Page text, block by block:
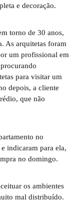
e decoração.
torno de 30 anos,
As arquitetas foram
um profissional em
para visitar um
depois, a cliente
que não
no
indicaram para ela,
no domingo.
os ambientes
mal distribuído.